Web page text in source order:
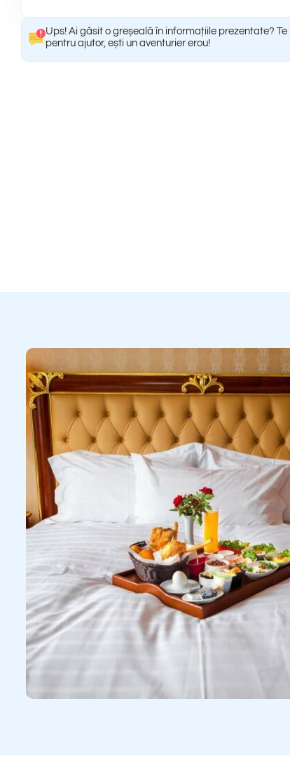
Ups! Ai găsit o greșeală în informațiile prezentate?
pentru ajutor, ești un aventurier erou!